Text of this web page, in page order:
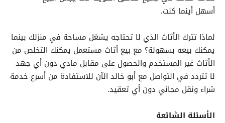
أسهل أينما كنت.
لماذا تترك الأثاث الذي لا تحتاجه يشغل مساحة في منزلك بينما
يمكنك بيعه بسهولة؟ مع بيع أثاث مستعمل يمكنك التخلص من
الأثاث غير المستخدم والحصول على مقابل مادي دون أي جهد
لا تتردد في التواصل مع أبو خالد الآن للاستفادة من أسرع خدمة
شراء ونقل مجاني دون أي تعقيد.
الأسئلة الشائعة